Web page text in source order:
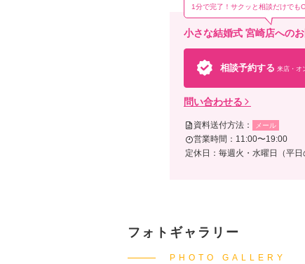
小さな結婚式 宮崎店へのお
1分で完了！サクッと相談だけでも
相談予約する 来店・オ
問い合わせる
資料送付方法： メール
営業時間：11:00〜19:00
定休日：毎週火・水曜日（平
フォトギャラリー
PHOTO GALLERY